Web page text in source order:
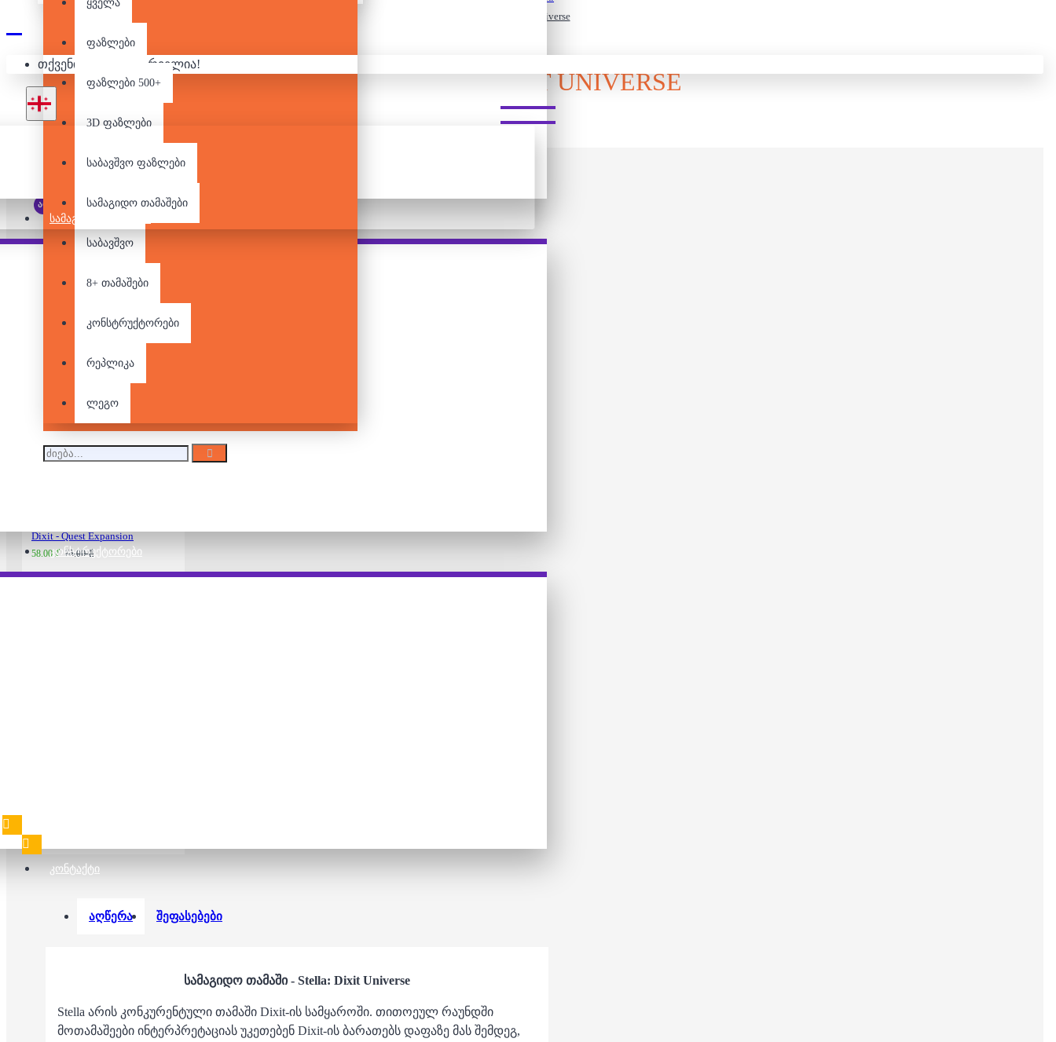
ᲡᲐᲛᲐᲒᲘᲓᲝ ᲗᲐᲛᲐᲨᲔᲑᲘ
ᲙᲝᲜᲡᲢᲠᲣᲥᲢᲝᲠᲔᲑᲘ
ᲙᲝᲜᲢᲐᲥᲢᲘ
ყველა
ფაზლები
ფაზლები 500+
3D ფაზლები
საბავშვო ფაზლები
სამაგიდო თამაშები
საბავშვო
8+ თამაშები
კონსტრუქტორები
რეპლიკა
ლეგო
თქვენი კალათა ცარიელია!
Stella: Dixit Universe
STELLA: DIXIT UNIVERSE
არ არის მარაგში
Pair it With
115.00 ₾
Dixit - Quest Expansion
58.00 ₾ 75.00 ₾
40.00 ₾
აღწერა შეფასებები
სამაგიდო თამაში - Stella: Dixit Universe
Stella არის კონკურენტული თამაში Dixit-ის სამყაროში. თითოეულ რაუნდში
მოთამაშეები ინტერპრეტაციას უკეთებენ Dixit-ის ბარათებს დაფაზე მას შემდეგ,